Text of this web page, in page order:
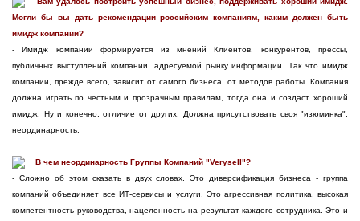
Могли бы вы дать рекомендации российским компаниям, каким должен быть
имидж компании?
- Имидж компании формируется из мнений Клиентов, конкурентов, прессы,
публичных выступлений компании, адресуемой рынку информации. Так что имидж
компании, прежде всего, зависит от самого бизнеса, от методов работы. Компания
должна играть по честным и прозрачным правилам, тогда она и создаст хороший
имидж. Ну и конечно, отличие от других. Должна присутствовать своя "изюминка",
неординарность.
В чем неординарность Группы Компаний "Verysell"?
- Сложно об этом сказать в двух словах. Это диверсификация бизнеса - группа
компаний объединяет все ИТ-сервисы и услуги. Это агрессивная политика, высокая
компетентность руководства, нацеленность на результат каждого сотрудника. Это и